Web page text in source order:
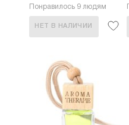
Понравилось 9 людям
НЕТ В НАЛИЧИИ